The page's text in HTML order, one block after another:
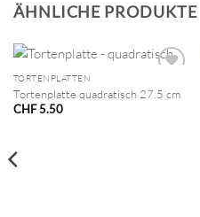
ÄHNLICHE PRODUKTE
TORTENPLATTEN
Tortenplatte quadratisch 27.5 cm
CHF5.50